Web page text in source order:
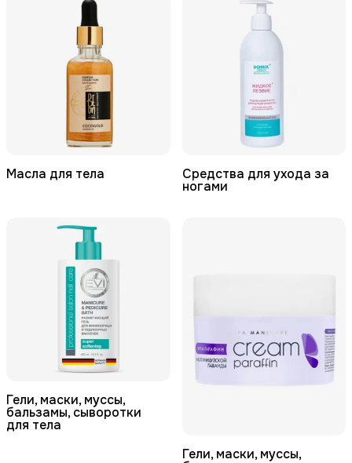
Масла для тела Средства для ухода за
ногами
Гели, маски, муссы,
бальзамы, сыворотки
для тела
Гели, маски, муссы,